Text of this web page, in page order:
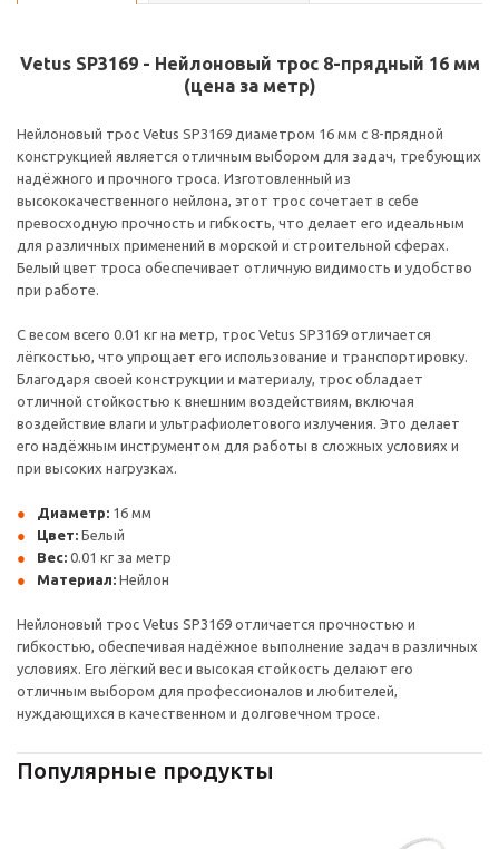
Vetus SP3169 - Нейлоновый трос 8-прядный 16 мм
(цена за метр)
Нейлоновый трос Vetus SP3169 диаметром 16 мм с 8-прядной
конструкцией является отличным выбором для задач, требующих
надёжного и прочного троса. Изготовленный из
высококачественного нейлона, этот трос сочетает в себе
превосходную прочность и гибкость, что делает его идеальным
для различных применений в морской и строительной сферах.
Белый цвет троса обеспечивает отличную видимость и удобство
при работе.
С весом всего 0.01 кг на метр, трос Vetus SP3169 отличается
лёгкостью, что упрощает его использование и транспортировку.
Благодаря своей конструкции и материалу, трос обладает
отличной стойкостью к внешним воздействиям, включая
воздействие влаги и ультрафиолетового излучения. Это делает
его надёжным инструментом для работы в сложных условиях и
при высоких нагрузках.
Диаметр: 16 мм
Цвет: Белый
Вес: 0.01 кг за метр
Материал: Нейлон
Нейлоновый трос Vetus SP3169 отличается прочностью и
гибкостью, обеспечивая надёжное выполнение задач в различных
условиях. Его лёгкий вес и высокая стойкость делают его
отличным выбором для профессионалов и любителей,
нуждающихся в качественном и долговечном тросе.
Популярные продукты